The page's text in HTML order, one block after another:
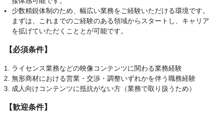
少数精鋭体制のため、幅広い業務をご経験いただける環境です。
まずは、これまでのご経験のある領域からスタートし、キャリア
を拡げていただくこととが可能です。
【必須条件】
ライセンス業務などの映像コンテンツに関わる業務経験
無形商材における営業・交渉・調整いずれかを伴う職務経験
成人向けコンテンツに抵抗がない方（業務で取り扱うため）
【歓迎条件】